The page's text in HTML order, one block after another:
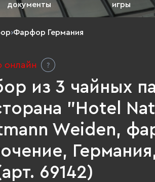
документы
игры
›Фарфор Германия
онлайн
из 3 чайных
"Hotel
Weiden,
69142)